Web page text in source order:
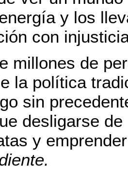
y los
con
millones de
la política
sin
desligarse
y